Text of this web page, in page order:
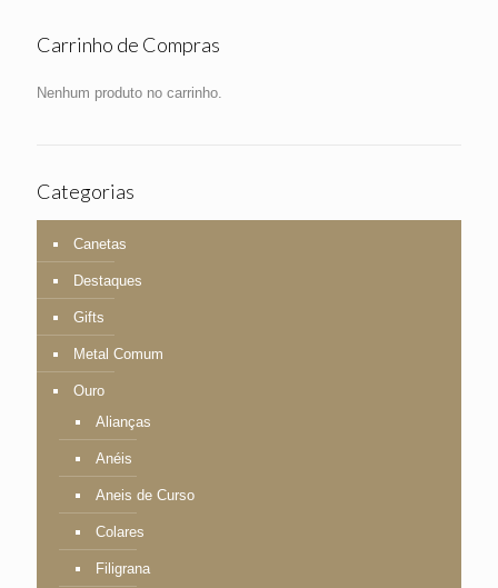
Carrinho de Compras
Nenhum produto no carrinho.
Categorias
Canetas
Destaques
Gifts
Metal Comum
Ouro
Alianças
Anéis
Aneis de Curso
Colares
Filigrana